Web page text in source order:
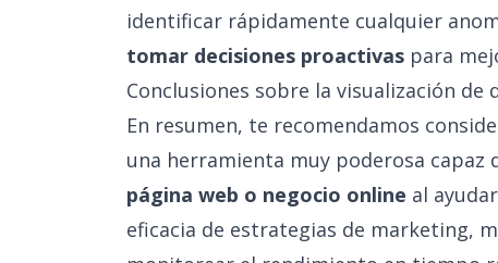
identificar rápidamente cualquier
tomar decisiones proactivas para
Conclusiones sobre la visualización de
En resumen, te recomendamos
una herramienta muy poderosa capaz
página web o negocio online al
eficacia de estrategias de marketing,